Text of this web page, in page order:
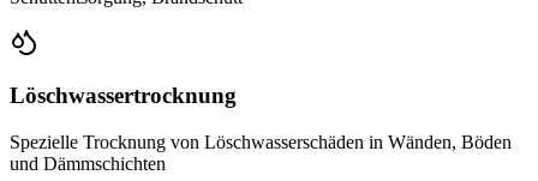
Löschwassertrocknung
Spezielle Trocknung von Löschwasserschäden in Wänden, Böden
und Dämmschichten